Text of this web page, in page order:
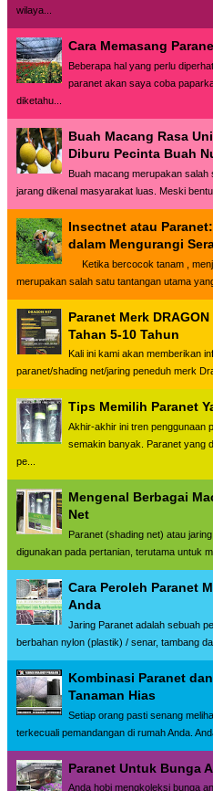
wilaya...
Cara Memasang
Beberapa hal yang perlu
paranet akan saya coba
diketahu...
Buah Macang Rasa
Diburu Pecinta Buah
Buah macang merupakan
jarang dikenal masyarakat luas. Meski
Insectnet atau
dalam Mengurangi
Ketika bercocok tanam ,
merupakan salah satu tantangan utama
Paranet Merk
Tahan 5-10 Tahun
Kali ini kami akan memberikan
paranet/shading net/jaring peneduh merk
Tips Memilih Paranet
Akhir-akhir ini tren penggunaan
semakin banyak. Paranet yang
pe...
Mengenal Berbagai
Net
Paranet (shading net) atau
digunakan pada pertanian, terutama untuk
Cara Peroleh Paranet
Anda
Jaring Paranet adalah sebuah
berbahan nylon (plastik) / senar, tambang
Kombinasi Paranet
Tanaman Hias
Setiap orang pasti senang
terkecuali pemandangan di rumah Anda.
Paranet Untuk Bunga
Anda hobi mengkoleksi bunga